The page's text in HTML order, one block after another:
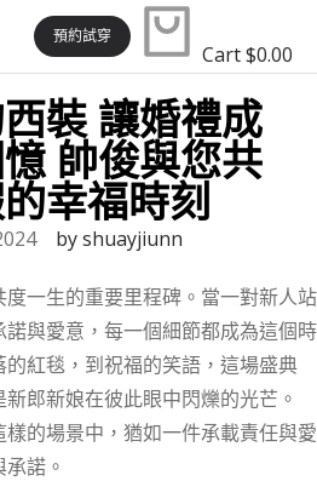
預約試穿
Cart$0.00
裝 讓婚禮成
帥俊與您共
幸福時刻
byshuayjiunn
一生的重要里程碑。當一對新人站
與愛意，每一個細節都成為這個時
紅毯，到祝福的笑語，這場盛典
郎新娘在彼此眼中閃爍的光芒。
的場景中，猶如一件承載責任與愛
諾。